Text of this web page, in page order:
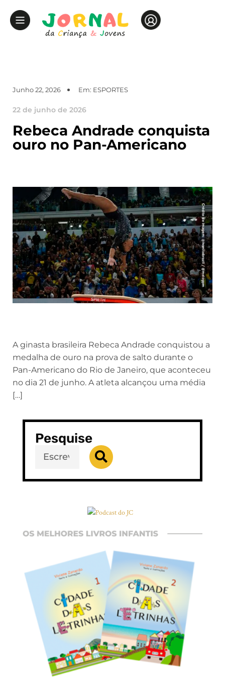
Junho 22, 2026 Em: ESPORTES
22 de junho de 2026
Rebeca Andrade conquista
ouro no Pan-Americano
A ginasta brasileira Rebeca Andrade conquistou a
medalha de ouro na prova de salto durante o
Pan-Americano do Rio de Janeiro, que aconteceu
no dia 21 de junho. A atleta alcançou uma média
[…]
Pesquise